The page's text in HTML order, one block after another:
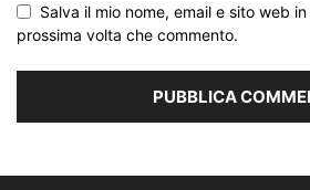
Salva il mio nome, email e sito web
prossima volta che commento.